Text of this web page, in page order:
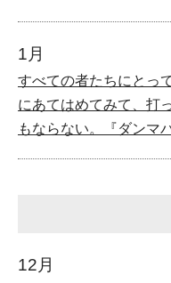
1月
すべての者たちにとっ
にあてはめてみて、打
もならない。『ダンマ
12月